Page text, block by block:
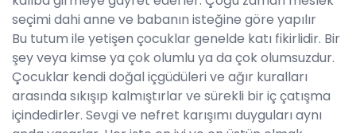
seçimi dahi anne ve babanın isteğine göre yapılır
Bu tutum ile yetişen çocuklar genelde katı fikirlidir. Bir
şey veya kimse ya çok olumlu ya da çok olumsuzdur.
Çocuklar kendi doğal içgüdüleri ve ağır kuralları
arasında sıkışıp kalmıştırlar ve sürekli bir iç çatışma
içindedirler. Sevgi ve nefret karışımı duyguları aynı